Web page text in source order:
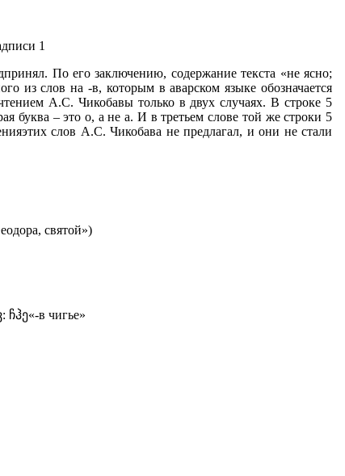
1
По его заключению, содержание текста «не ясно;
из слов на -в, которым в аварском языке обозначается
А.С. Чикобавы только в двух случаях. В строке 5
буква – это о, а не а. И в третьем слове той же строки 5
слов А.С. Чикобава не предлагал, и они не стали
святой»)
в чигье»